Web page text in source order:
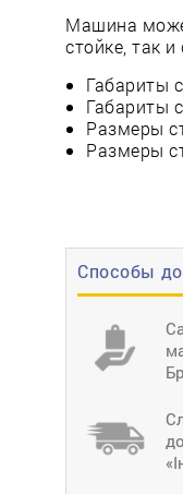
Способы
Машина
стойке, так
Габариты
Габариты
Размеры
Размеры